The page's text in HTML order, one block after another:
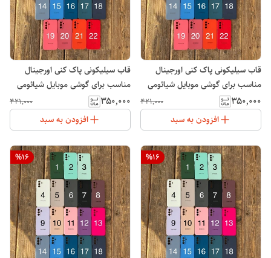
قاب سیلیکونی پاک کنی اورجینال
مناسب برای گوشی موبایل شیائومی
پوکو Xiaomi POCO C40
۳۵۰٬۰۰۰ ۴۲۱٬۰۰۰
افزودن به سبد
قاب سیلیکونی پاک کنی اورجینال
مناسب برای گوشی موبایل شیائومی
Xiaomi Redmi 10C
۳۵۰٬۰۰۰ ۴۲۱٬۰۰۰
افزودن به سبد
%16
%16